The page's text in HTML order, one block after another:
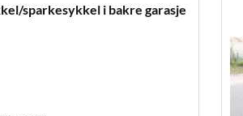
sparkesykkel i bakre garasje